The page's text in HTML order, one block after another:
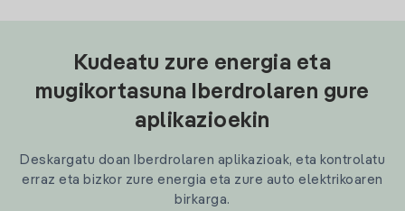
Kudeatu zure energia eta
mugikortasuna Iberdrolaren gure
aplikazioekin
Deskargatu doan Iberdrolaren aplikazioak, eta kontrolatu
erraz eta bizkor zure energia eta zure auto elektrikoaren
birkarga.